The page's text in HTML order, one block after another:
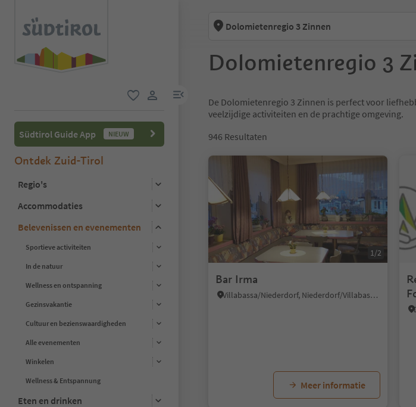
gebruikerslink
menulink
Südtirol Guide App NIEUW
Ontdek Zuid-Tirol
Regio's
Accommodaties
Belevenissen en evenementen
Sportieve activiteiten
In de natuur
Wellness en ontspanning
Gezinsvakantie
Cultuur en bezienswaardigheden
Alle evenementen
Winkelen
Wellness & Entspannung
Eten en drinken
Dolomietenregio 3 Zinnen
Dolomietenregio 3
De Dolomietenregio 3 Zinnen is perfect voor
veelzijdige activiteiten en de prachtige omgeving.
946 Resultaten
1/2
Bar Irma
Villabassa/Niederdorf, Niederdorf/Villabassa, Dolomites Region 3 Zinnen
Meer informatie